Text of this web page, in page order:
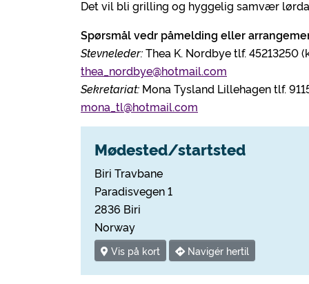
Det vil bli grilling og hyggelig samvær
Spørsmål vedr påmelding eller
Stevneleder:Thea K. Nordbye tlf. 45213250
thea_nordbye@hotmail.com
Sekretariat: Mona Tysland Lillehagen tlf.
mona_tl@hotmail.com
Mødested/startsted
Biri Travbane
Paradisvegen 1
2836 Biri
Norway
Vis på kort Navigér hertil